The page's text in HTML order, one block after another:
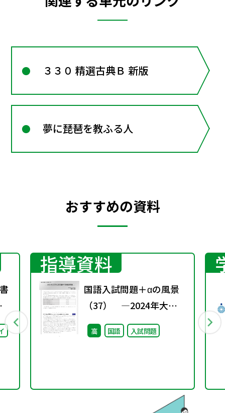
３３０ 精選古典Ｂ 新版
夢に琵琶を教ふる人
おすすめの資料
指導資料
国語入試問題＋αの風景
（37） ―2024年大学
入試共通テスト国語問題
高 国語 入試問題